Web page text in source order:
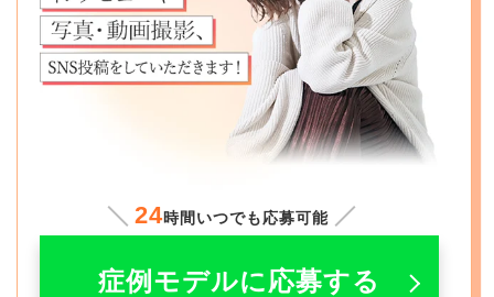
24時間いつでも応募可能
症例モデルに応募する